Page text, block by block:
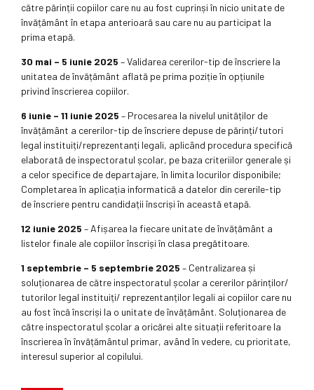
către părinții copiilor care nu au fost cuprinși în nicio unitate de
învățământ în etapa anterioară sau care nu au participat la
prima etapă.
30 mai – 5 iunie 2025 – Validarea cererilor-tip de înscriere la
unitatea de învățământ aflată pe prima poziție în opțiunile
privind înscrierea copiilor.
6 iunie – 11 iunie 2025 – Procesarea la nivelul unităților de
învățământ a cererilor-tip de înscriere depuse de părinți/tutori
legal instituiți/reprezentanți legali, aplicând procedura specifică
elaborată de inspectoratul școlar, pe baza criteriilor generale și
a celor specifice de departajare, în limita locurilor disponibile;
Completarea în aplicația informatică a datelor din cererile-tip
de înscriere pentru candidații înscriși în această etapă.
12 iunie 2025 – Afișarea la fiecare unitate de învățământ a
listelor finale ale copiilor înscriși în clasa pregătitoare.
1 septembrie – 5 septembrie 2025 – Centralizarea și
soluționarea de către inspectoratul școlar a cererilor părinților/
tutorilor legal instituiți/ reprezentanților legali ai copiilor care nu
au fost încă înscriși la o unitate de învățământ. Soluționarea de
către inspectoratul școlar a oricărei alte situații referitoare la
înscrierea în învățământul primar, având în vedere, cu prioritate,
interesul superior al copilului.